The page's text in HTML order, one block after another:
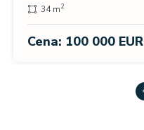
34 m2
Cena: 100 000 EUR